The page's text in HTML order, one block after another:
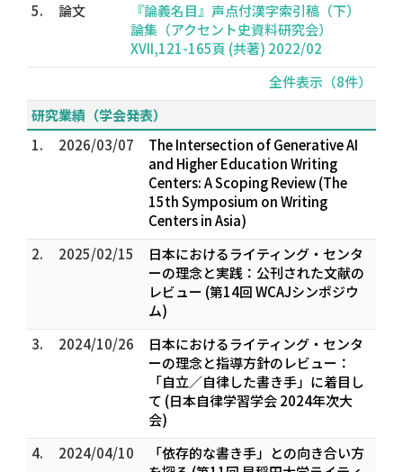
5.
論文
『論義名目』声点付漢字索引稿（下）
論集（アクセント史資料研究会）
XVII,121-165頁 (共著) 2022/02
全件表示（8件）
研究業績（学会発表）
1.
2026/03/07
The Intersection of Generative AI
and Higher Education Writing
Centers: A Scoping Review (The
15th Symposium on Writing
Centers in Asia)
2.
2025/02/15
日本におけるライティング・センタ
ーの理念と実践：公刊された文献の
レビュー (第14回 WCAJシンポジウ
ム)
3.
2024/10/26
日本におけるライティング・センタ
ーの理念と指導方針のレビュー：
「自立／自律した書き手」に着目し
て (日本自律学習学会 2024年次大
会)
4.
2024/04/10
「依存的な書き手」との向き合い方